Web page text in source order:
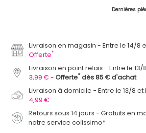
Dernières
Livraison en magasin
Entre le 14/8
Offerte*
Livraison en point relais
Entre le 13/
3,99 €
Offerte* dès 85 € d'achat
Livraison à domicile
Entre le 13/8 et
4,99 €
Retours sous 14 jours - Gratuits en
notre service colissimo*